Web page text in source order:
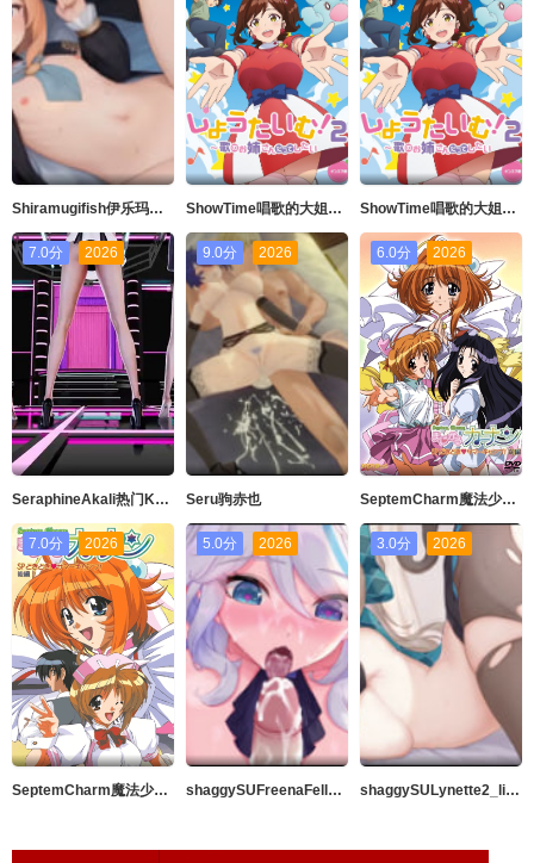
Shiramugifish伊乐玛丽Live2D语音版 ShowTime唱歌的大姐姐也想做第二季_第05集 ShowTime唱歌的大姐姐也想做第二季_第03集
7.0分 2026
SeraphineAkali热门Kpop舞蹈英雄联盟
9.0分 2026
Seru驹赤也
6.0分 2026
SeptemCharm魔法少女加奈SP2
7.0分 2026
SeptemCharm魔法少女加奈SP1
5.0分 2026
shaggySUFreenaFellation_live2dAnimeGenshinImpact完整版带ASMR音频MP42K高品质暨在嘴里60fps
3.0分 2026
shaggySULynette2_live2d动漫原神完整版带ASMR音频MP42k高品质中出60fps